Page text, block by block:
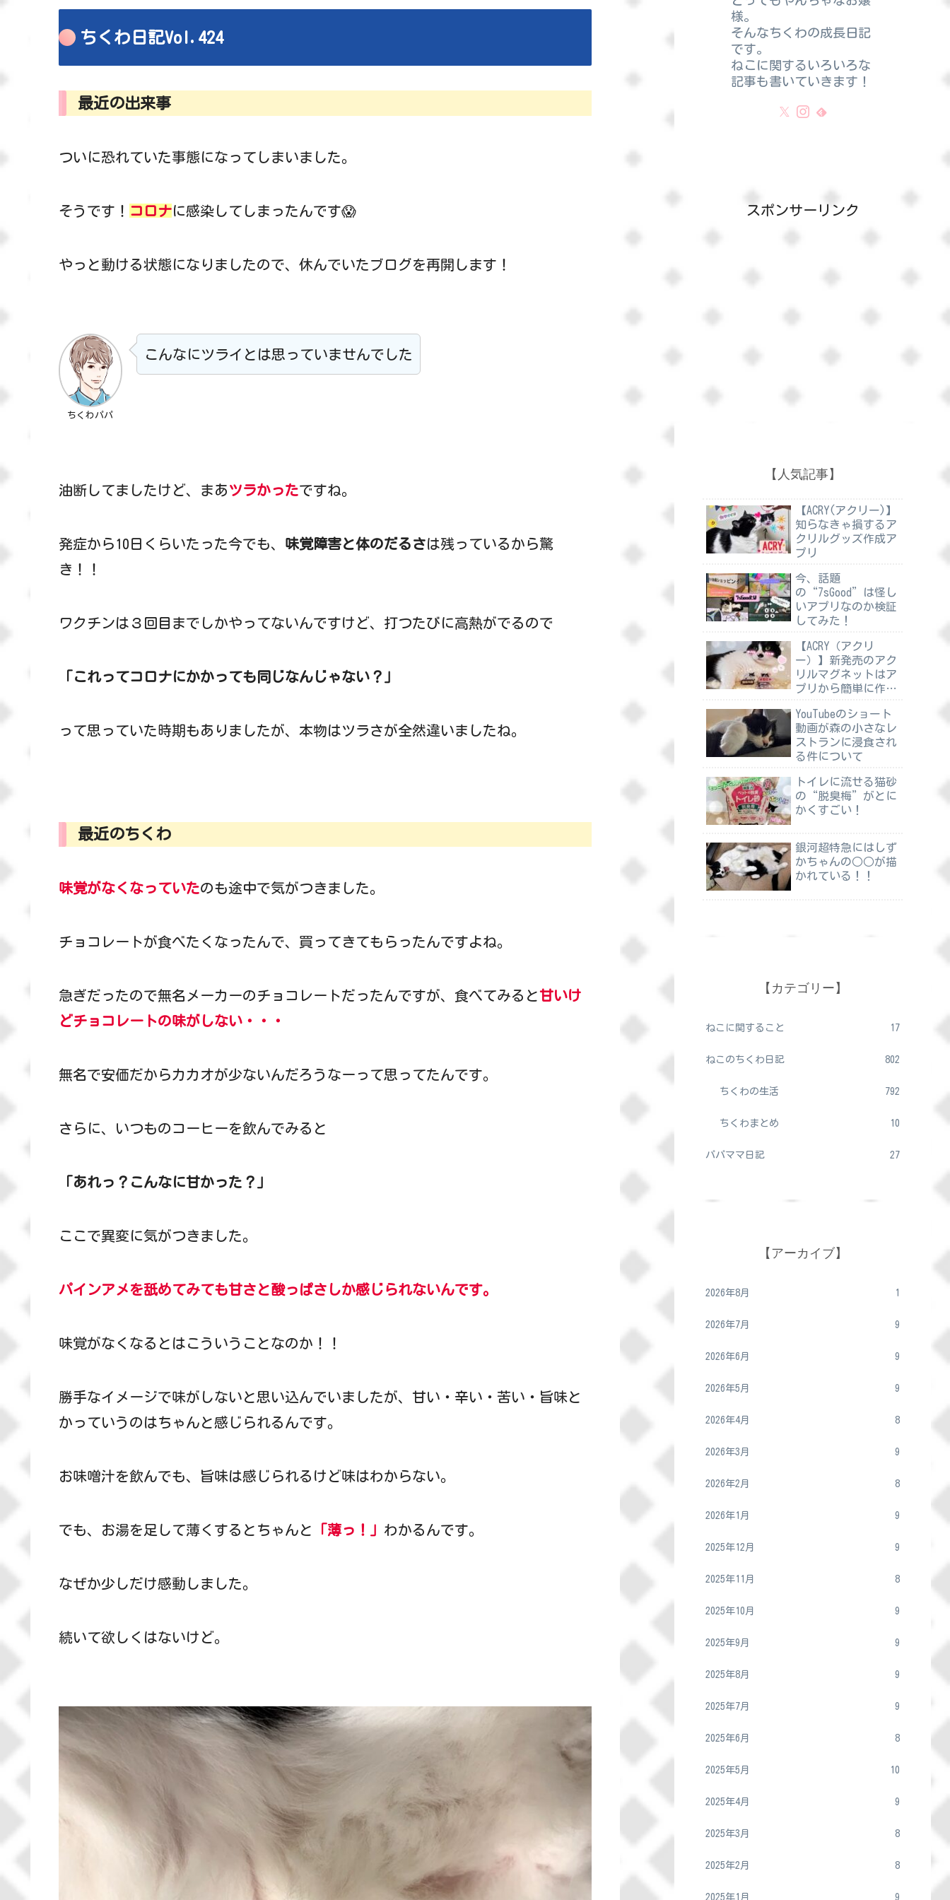
ちくわ日記Vol.424
最近の出来事
ついに恐れていた事態になってしまいました。
そうです！ コロナに感染してしまったんです😱
やっと動ける状態になりましたので、休んでいたブログを再開します！
ちくわパパ
こんなにツライとは思っていませんでした
油断してましたけど、まあ ツラかったですね。
発症から10日くらいたった今でも、 味覚障害と体のだるさは残っているから驚
き！！
ワクチンは３回目までしかやってないんですけど、打つたびに高熱がでるので
「これってコロナにかかっても同じなんじゃない？」
って思っていた時期もありましたが、本物はツラさが全然違いましたね。
最近のちくわ
味覚がなくなっていたのも途中で気がつきました。
チョコレートが食べたくなったんで、買ってきてもらったんですよね。
急ぎだったので無名メーカーのチョコレートだったんですが、食べてみると甘いけ
どチョコレートの味がしない・・・
無名で安価だからカカオが少ないんだろうなーって思ってたんです。
さらに、いつものコーヒーを飲んでみると
「あれっ？こんなに甘かった？」
ここで異変に気がつきました。
パインアメを舐めてみても甘さと酸っぱさしか感じられないんです。
味覚がなくなるとはこういうことなのか！！
勝手なイメージで味がしないと思い込んでいましたが、甘い・辛い・苦い・旨味と
かっていうのはちゃんと感じられるんです。
お味噌汁を飲んでも、旨味は感じられるけど味はわからない。
でも、お湯を足して薄くするとちゃんと 「薄っ！」 わかるんです。
なぜか少しだけ感動しました。
続いて欲しくはないけど。
様。
そんなちくわの成長日記
です。
ねこに関するいろいろな
記事も書いていきます！
スポンサーリンク
【人気記事】
【ACRY(アクリー)】
知らなきゃ損するア
クリルグッズ作成ア
プリ
今、話題
の“7sGood”は怪し
いアプリなのか検証
してみた！
【ACRY（アクリ
ー）】新発売のアク
リルマグネットはア
プリから簡単に作れ
YouTubeのショート
動画が森の小さなレ
ストランに浸食され
る件について
トイレに流せる猫砂
の“脱臭梅”がとに
かくすごい！
銀河超特急にはしず
かちゃんの○○が描
かれている！！
【カテゴリー】
ねこに関すること 17
ねこのちくわ日記 802
ちくわの生活 792
ちくわまとめ 10
パパママ日記 27
【アーカイブ】
2026年8月 1
2026年7月 9
2026年6月 9
2026年5月 9
2026年4月 8
2026年3月 9
2026年2月 8
2026年1月 9
2025年12月 9
2025年11月 8
2025年10月 9
2025年9月 9
2025年8月 9
2025年7月 9
2025年6月 8
2025年5月 10
2025年4月 9
2025年3月 8
2025年2月 8
2025年1月 9